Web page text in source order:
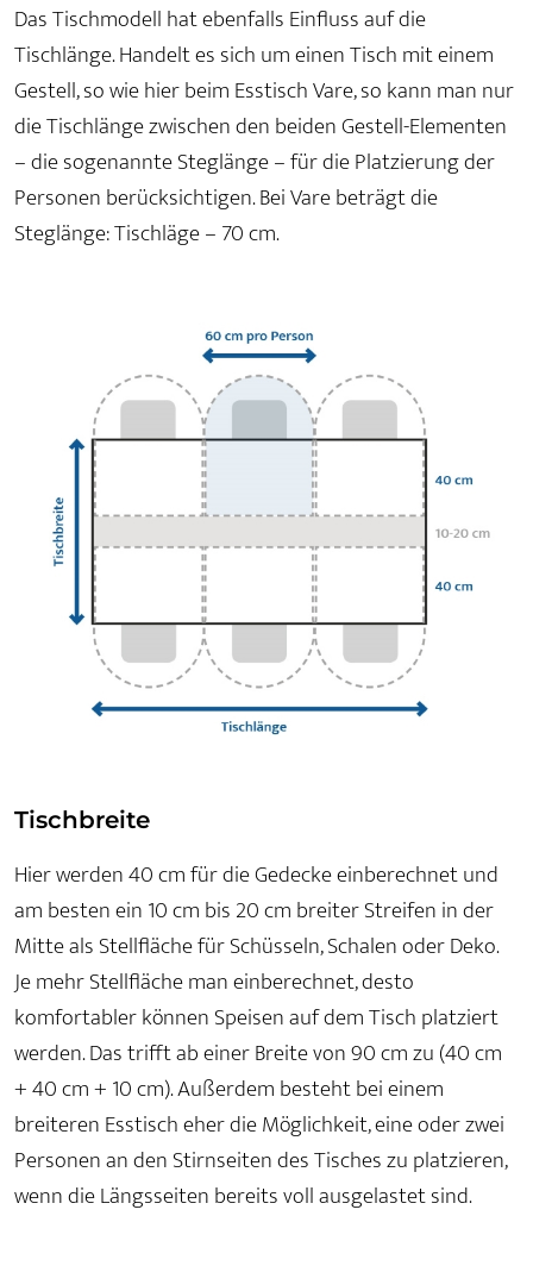
Das Tischmodell hat ebenfalls Einfluss auf die
Tischlänge. Handelt es sich um einen Tisch mit einem
Gestell, so wie hier beim Esstisch Vare, so kann man nur
die Tischlänge zwischen den beiden Gestell-Elementen
– die sogenannte Steglänge – für die Platzierung der
Personen berücksichtigen. Bei Vare beträgt die
Steglänge: Tischläge – 70 cm.
Tischbreite
Hier werden 40 cm für die Gedecke einberechnet und
am besten ein 10 cm bis 20 cm breiter Streifen in der
Mitte als Stellfläche für Schüsseln, Schalen oder Deko.
Je mehr Stellfläche man einberechnet, desto
komfortabler können Speisen auf dem Tisch platziert
werden. Das trifft ab einer Breite von 90 cm zu (40 cm
+ 40 cm + 10 cm). Außerdem besteht bei einem
breiteren Esstisch eher die Möglichkeit, eine oder zwei
Personen an den Stirnseiten des Tisches zu platzieren,
wenn die Längsseiten bereits voll ausgelastet sind.